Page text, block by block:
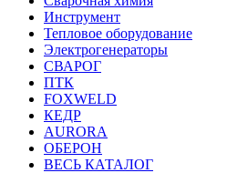
Инструмент
Тепловое оборудование
Электрогенераторы
СВАРОГ
ПТК
FOXWELD
КЕДР
AURORA
ОБЕРОН
ВЕСЬ КАТАЛОГ